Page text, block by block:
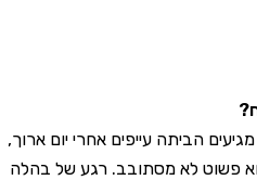
עייפים אחרי יום ארוך,
לא מסתובב. רגע של בהלה